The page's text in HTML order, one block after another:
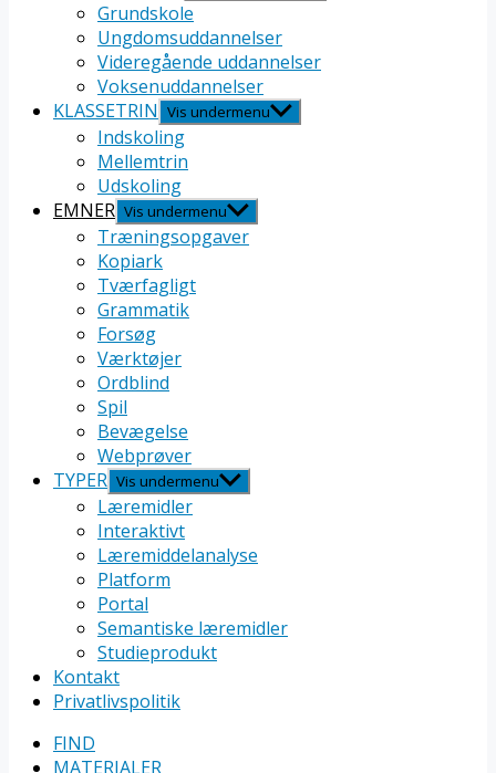
Grundskole
Ungdomsuddannelser
Videregående uddannelser
Voksenuddannelser
KLASSETRIN Vis undermenu
Indskoling
Mellemtrin
Udskoling
EMNER Vis undermenu
Træningsopgaver
Kopiark
Tværfagligt
Grammatik
Forsøg
Værktøjer
Ordblind
Spil
Bevægelse
Webprøver
TYPER Vis undermenu
Læremidler
Interaktivt
Læremiddelanalyse
Platform
Portal
Semantiske læremidler
Studieprodukt
Kontakt
Privatlivspolitik
FIND
MATERIALER